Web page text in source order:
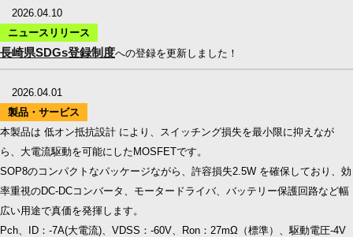
2026.04.10
ニュースリリース
長崎県SDGs登録制度への登録を更新しました！
2026.04.01
製品・サービス
本製品は 低オン抵抗設計 により、スイッチング損失を最小限に抑えなが
ら、大電流駆動を可能にしたMOSFETです。
SOP8のコンパクトなパッケージながら、許容損失2.5W を確保しており、効
率重視のDC-DCコンバータ、モータードライバ、バッテリー保護回路など幅
広い用途で真価を発揮します。
Pch、ID：-7A(大電流)、VDSS：-60V、Ron：27mΩ（標準）、駆動電圧-4V